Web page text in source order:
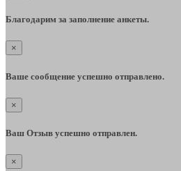
Благодарим за заполнение анкеты.
×
Ваше сообщение успешно отправлено.
×
Ваш Отзыв успешно отправлен.
×